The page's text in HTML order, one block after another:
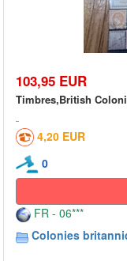
103,95 EUR
Timbres,British
4,20 EUR
0
FR - 06***
Colonies